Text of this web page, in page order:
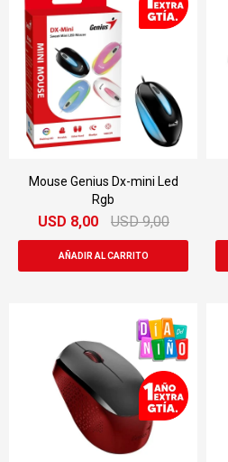
Mouse Genius Dx-mini Led
Rgb
USD 8,00 USD 9,00